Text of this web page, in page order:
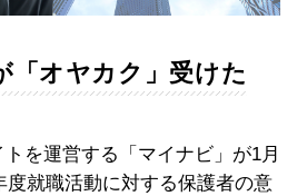
「オヤカク」受けた
を運営する「マイナビ」が1月
度就職活動に対する保護者の意